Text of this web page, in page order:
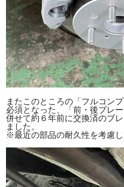
またこのところの「フルコン
必須となった、「前・後ブレ
併せて約６年前に交換済のブ
ました。
※最近の部品の耐久性を考慮し